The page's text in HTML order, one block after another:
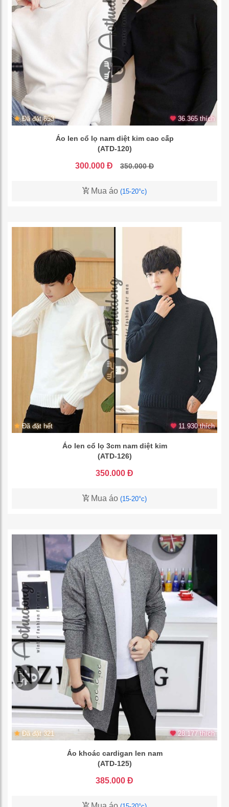
Đã đặt 853 36.365 thích
Áo len cổ lọ nam diệt kim cao cấp
(ATD-120)
300.000 Đ 350.000 Đ
Mua áo (15-20°c)
Đã đặt hết 11.930 thích
Áo len cổ lọ 3cm nam diệt kim
(ATD-126)
350.000 Đ
Mua áo (15-20°c)
Đã đặt 321 28.177 thích
Áo khoác cardigan len nam
(ATD-125)
385.000 Đ